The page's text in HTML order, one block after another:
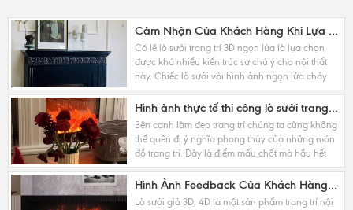
Cảm Nhận Của Khách Hàng Khi Lựa Chọn Sử Dụng Lò Sưởi 3D,4D
Có lẽ lò sưởi trang trí 3D ngọn lửa là lựa chọn
được khá nhiều kiến trúc sư chú ý cho nội thất
này. Chiếc lò sưởi với hình ảnh ngọn lửa cháy
đỏ và viên than rực hồng khiến cho người...
Hình ảnh thực tế thi công lò sưởi trang trí 3D, 4D ấn tượng nhất 2025
Bên cạnh làm đẹp trang trí chúng ta cũng không
thể quên đi ý nghĩa phong thủy của những món
đồ trang trí. Đây là điểm mấu chốt mà hầu hết
các kiến trúc sư hướng tới. Không riêng lò sưởi...
Hình Ảnh Feedback Của Khách Hàng Khi Sử Dụng Lò Sưởi 3D, 4D
Lò sưởi giả 3D, 4D là một sản phẩm trang trí nội